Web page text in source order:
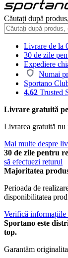
Căutați după
Livrare de la
30 de zile
Expediere
Numai
Sportano
4.62 Trusted
Livrare gratuită
Livrarea gratuită nu
Mai multe despre
30 de zile pentru
să efectuezi returul
Majoritatea
Perioada de
disponibilitatea
Verifică informațiile
Sportano este
top.
Garantăm